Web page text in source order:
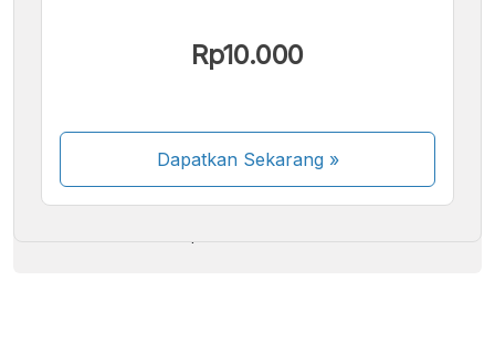
Rp10.000
Dapatkan Sekarang»
Kami menerima pembayaran berikut:
Beberapa metode pembayaran masih dalam